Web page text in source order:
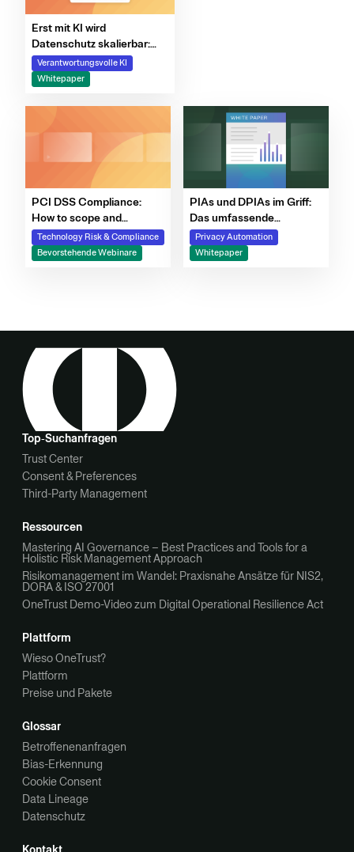
Erst mit KI wird
Datenschutz skalierbar:
Willkommen in der neuen
Ära des
Datenschutzmanagements
Verantwortungsvolle KI
Whitepaper
PCI DSS Compliance:
How to scope and
streamline monitoring with
Certification Automation
Technology Risk & Compliance
Bevorstehende Webinare
PIAs und DPIAs im Griff:
Das umfassende
Handbuch für
Datenschutzexperten
Privacy Automation
Whitepaper
Top‑Suchanfragen
Trust Center
Consent & Preferences
Third-Party Management
Ressourcen
Mastering AI Governance – Best Practices and Tools for a
Holistic Risk Management Approach
Risikomanagement im Wandel: Praxisnahe Ansätze für NIS2,
DORA & ISO 27001
OneTrust Demo-Video zum Digital Operational Resilience Act
Plattform
Wieso OneTrust?
Plattform
Preise und Pakete
Glossar
Betroffenenanfragen
Bias-Erkennung
Cookie Consent
Data Lineage
Datenschutz